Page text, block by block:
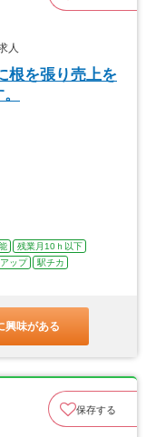
人
根を張り売上を
残業月10ｈ以下
ップ
駅チカ
興味がある
保存する